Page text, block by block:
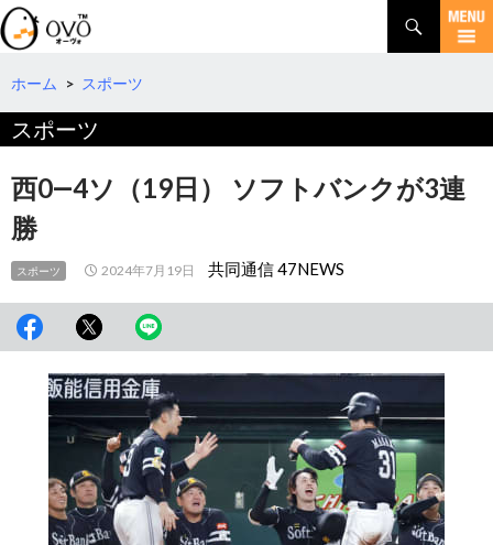
検
索
コ
テ
へ
移
動
ホーム > スポーツ
スポーツ
西0―4ソ（19日） ソフトバンクが3連
勝
スポーツ 2024年7月19日 共同通信 47NEWS